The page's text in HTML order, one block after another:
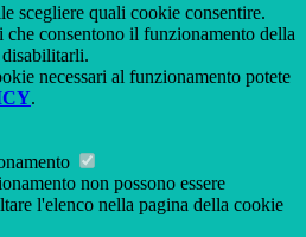
scegliere quali cookie consentire.
consentono il funzionamento della
necessari al funzionamento potete
.
non possono essere
l'elenco nella pagina della cookie